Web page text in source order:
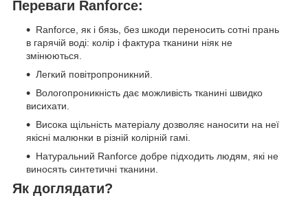
Переваги Ranforce:
Ranforce, як і бязь, без шкоди переносить сотні прань
в гарячій воді: колір і фактура тканини ніяк не
змінюються.
Легкий повітропроникний.
Вологопроникність дає можливість тканині швидко
висихати.
Висока щільність матеріалу дозволяє наносити на неї
якісні малюнки в різній колірній гамі.
Натуральний Ranforce добре підходить людям, які не
виносять синтетичні тканини.
Як доглядати?